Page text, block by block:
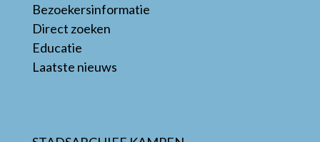
Bezoekersinformatie
Direct zoeken
Educatie
Laatste nieuws